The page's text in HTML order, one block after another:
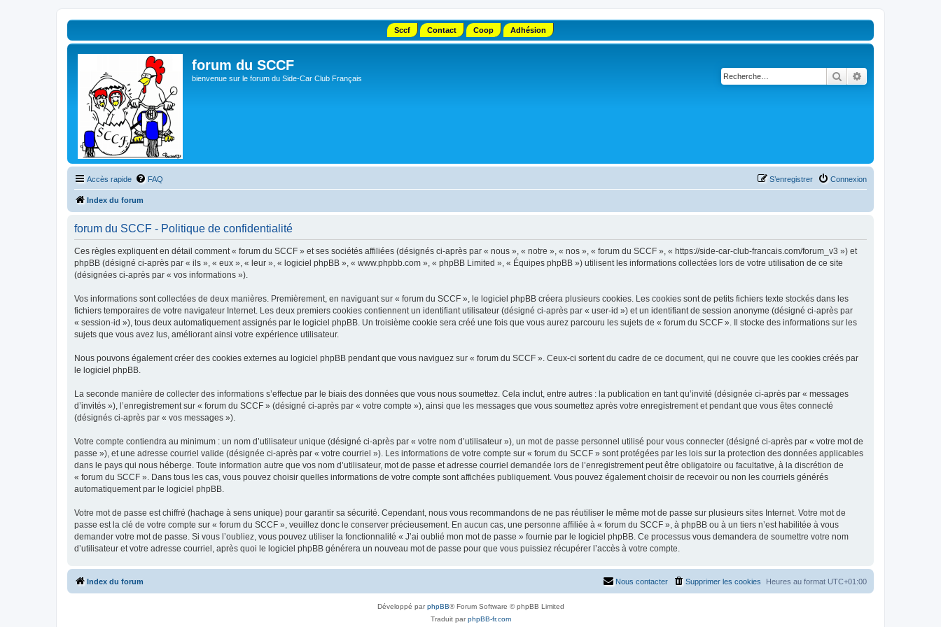
Sccf Contact Coop Adhésion
forum du SCCF
bienvenue sur le forum du Side-Car Club Français Rechercher
Accès rapide FAQ Connexion
S’enregistrer
Index du forum
forum du SCCF - Politique de confidentialité
Ces règles expliquent en détail comment « forum du SCCF » et ses sociétés affiliées (désignés ci-après par « nous », « notre », « nos », « forum du SCCF », « https://side-car-club-francais.com/forum_v3 ») et
phpBB (désigné ci-après par « ils », « eux », « leur », « logiciel phpBB », « www.phpbb.com », « phpBB Limited », « Équipes phpBB ») utilisent les informations collectées lors de votre utilisation de ce site
(désignées ci-après par « vos informations »).
Vos informations sont collectées de deux manières. Premièrement, en naviguant sur « forum du SCCF », le logiciel phpBB créera plusieurs cookies. Les cookies sont de petits fichiers texte stockés dans les
fichiers temporaires de votre navigateur Internet. Les deux premiers cookies contiennent un identifiant utilisateur (désigné ci-après par « user-id ») et un identifiant de session anonyme (désigné ci-après par
« session-id »), tous deux automatiquement assignés par le logiciel phpBB. Un troisième cookie sera créé une fois que vous aurez parcouru les sujets de « forum du SCCF ». Il stocke des informations sur les
sujets que vous avez lus, améliorant ainsi votre expérience utilisateur.
Nous pouvons également créer des cookies externes au logiciel phpBB pendant que vous naviguez sur « forum du SCCF ». Ceux-ci sortent du cadre de ce document, qui ne couvre que les cookies créés par
le logiciel phpBB.
La seconde manière de collecter des informations s’effectue par le biais des données que vous nous soumettez. Cela inclut, entre autres : la publication en tant qu’invité (désignée ci-après par « messages
d’invités »), l’enregistrement sur « forum du SCCF » (désigné ci-après par « votre compte »), ainsi que les messages que vous soumettez après votre enregistrement et pendant que vous êtes connecté
(désignés ci-après par « vos messages »).
Votre compte contiendra au minimum : un nom d’utilisateur unique (désigné ci-après par « votre nom d’utilisateur »), un mot de passe personnel utilisé pour vous connecter (désigné ci-après par « votre mot de
passe »), et une adresse courriel valide (désignée ci-après par « votre courriel »). Les informations de votre compte sur « forum du SCCF » sont protégées par les lois sur la protection des données applicables
dans le pays qui nous héberge. Toute information autre que vos nom d’utilisateur, mot de passe et adresse courriel demandée lors de l’enregistrement peut être obligatoire ou facultative, à la discrétion de
« forum du SCCF ». Dans tous les cas, vous pouvez choisir quelles informations de votre compte sont affichées publiquement. Vous pouvez également choisir de recevoir ou non les courriels générés
automatiquement par le logiciel phpBB.
Votre mot de passe est chiffré (hachage à sens unique) pour garantir sa sécurité. Cependant, nous vous recommandons de ne pas réutiliser le même mot de passe sur plusieurs sites Internet. Votre mot de
passe est la clé de votre compte sur « forum du SCCF », veuillez donc le conserver précieusement. En aucun cas, une personne affiliée à « forum du SCCF », à phpBB ou à un tiers n’est habilitée à vous
demander votre mot de passe. Si vous l’oubliez, vous pouvez utiliser la fonctionnalité « J’ai oublié mon mot de passe » fournie par le logiciel phpBB. Ce processus vous demandera de soumettre votre nom
d’utilisateur et votre adresse courriel, après quoi le logiciel phpBB générera un nouveau mot de passe pour que vous puissiez récupérer l’accès à votre compte.
Index du forum Heures au format UTC+01:00
Supprimer les cookies
Nous contacter
Développé parphpBB® Forum Software © phpBB Limited
Traduit parphpBB-fr.com